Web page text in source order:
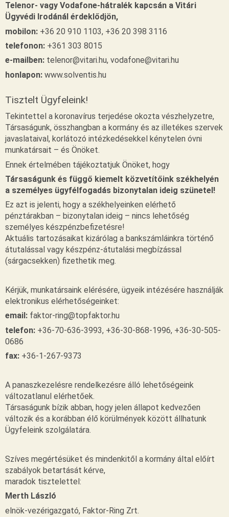
Telenor- vagy Vodafone-hátralék kapcsán a Vitári
Ügyvédi Irodánál érdeklődjön,
mobilon: +36 20 910 1103, +36 20 398 3116
telefonon: +361 303 8015
e-mailben: telenor@vitari.hu, vodafone@vitari.hu
honlapon: www.solventis.hu
Tisztelt Ügyfeleink!
Tekintettel a koronavírus terjedése okozta vészhelyzetre,
Társaságunk, összhangban a kormány és az illetékes szervek
javaslataival, korlátozó intézkedésekkel kénytelen óvni
munkatársait – és Önöket.
Ennek értelmében tájékoztatjuk Önöket, hogy
Társaságunk és függő kiemelt közvetítőink székhelyén
a személyes ügyfélfogadás bizonytalan ideig szünetel!
Ez azt is jelenti, hogy a székhelyeinken elérhető
pénztárakban – bizonytalan ideig – nincs lehetőség
személyes készpénzbefizetésre!
Aktuális tartozásaikat kizárólag a bankszámláinkra történő
átutalással vagy készpénz-átutalási megbízással
(sárgacsekken) fizethetik meg.
Kérjük, munkatársaink elérésére, ügyeik intézésére használják
elektronikus elérhetőségeinket:
email: faktor-ring@topfaktor.hu
telefon: +36-70-636-3993, +36-30-868-1996, +36-30-505-
0686
fax: +36-1-267-9373
A panaszkezelésre rendelkezésre álló lehetőségeink
változatlanul elérhetőek.
Társaságunk bízik abban, hogy jelen állapot kedvezően
változik és a korábban élő körülmények között állhatunk
Ügyfeleink szolgálatára.
Szíves megértésüket és mindenkitől a kormány által előírt
szabályok betartását kérve,
maradok tisztelettel:
Merth László
elnök-vezérigazgató, Faktor-Ring Zrt.